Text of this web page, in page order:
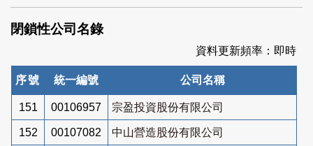
索
閉鎖性公司名錄
資料更新頻率：即時
序號 統一編號 公司名稱
151 00106957 宗盈投資股份有限公司
152 00107082 中山營造股份有限公司